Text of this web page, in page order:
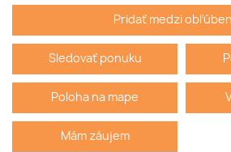
Pridať medzi
Sledovať ponuku
Poloha na mape
Mám záujem